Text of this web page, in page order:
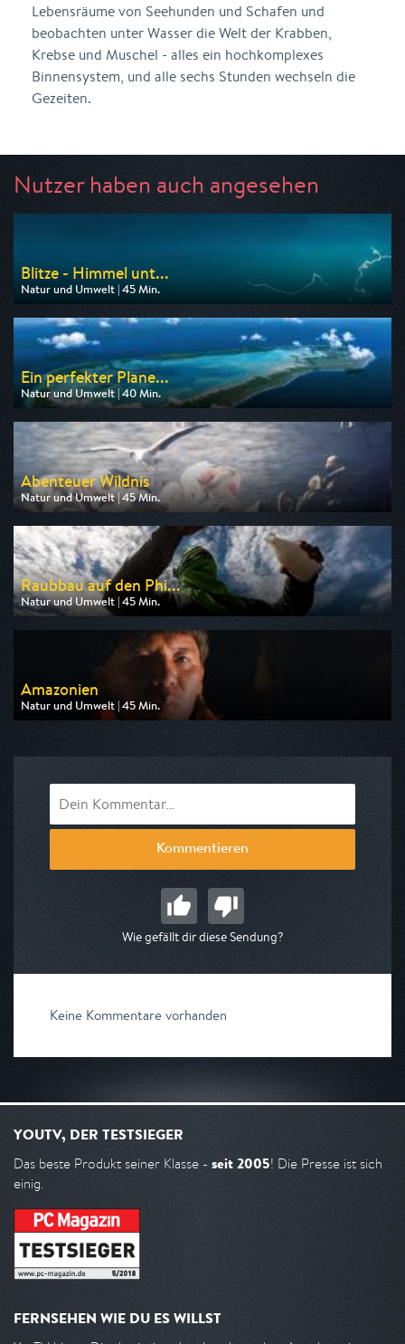
Lebensräume von Seehunden und Schafen und
beobachten unter Wasser die Welt der Krabben,
Krebse und Muschel - alles ein hochkomplexes
Binnensystem, und alle sechs Stunden wechseln die
Gezeiten.
Nutzer haben auch angesehen
Blitze - Himmel unt...
Natur und Umwelt | 45 Min.
Ausgestrahlt von 3sat
am 07.08.2026, 16:45
Ein perfekter Plane...
Natur und Umwelt | 40 Min.
Ausgestrahlt von 3sat
am 07.08.2026, 13:50
Abenteuer Wildnis
Natur und Umwelt | 45 Min.
Ausgestrahlt von BR
am 07.08.2026, 11:05
Raubbau auf den Phi...
Natur und Umwelt | 45 Min.
Ausgestrahlt von ZDF info
am 07.08.2026, 15:00
Amazonien
Natur und Umwelt | 45 Min.
Ausgestrahlt von ZDF neo
Kommentieren
Wie gefällt dir diese Sendung?
Keine Kommentare vorhanden
YOUTV, DER TESTSIEGER
Das beste Produkt seiner Klasse - seit 2005! Die Presse ist sich
einig.
FERNSEHEN WIE DU ES WILLST